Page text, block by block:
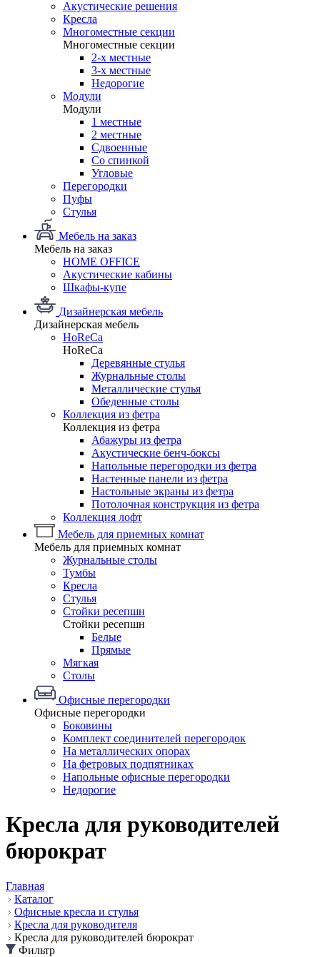
Акустические решения
Кресла
Многоместные секции
Многоместные секции
2-х местные
3-х местные
Недорогие
Модули
Модули
1 местные
2 местные
Сдвоенные
Со спинкой
Угловые
Перегородки
Пуфы
Стулья
Мебель на заказ
Мебель на заказ
HOME OFFICE
Акустические кабины
Шкафы-купе
Дизайнерская мебель
Дизайнерская мебель
HoReCa
HoReCa
Деревянные стулья
Журнальные столы
Металлические стулья
Обеденные столы
Коллекция из фетра
Коллекция из фетра
Абажуры из фетра
Акустические бенч-боксы
Напольные перегородки из фетра
Настенные панели из фетра
Настольные экраны из фетра
Потолочная конструкция из фетра
Коллекция лофт
Мебель для приемных комнат
Мебель для приемных комнат
Журнальные столы
Тумбы
Кресла
Стулья
Стойки ресепшн
Стойки ресепшн
Белые
Прямые
Мягкая
Столы
Офисные перегородки
Офисные перегородки
Боковины
Комплект соединителей перегородок
На металлических опорах
На фетровых подпятниках
Напольные офисные перегородки
Недорогие
Кресла для руководителей
бюрократ
Главная
Каталог
Офисные кресла и стулья
Кресла для руководителя
Кресла для руководителей бюрократ
Фильтр